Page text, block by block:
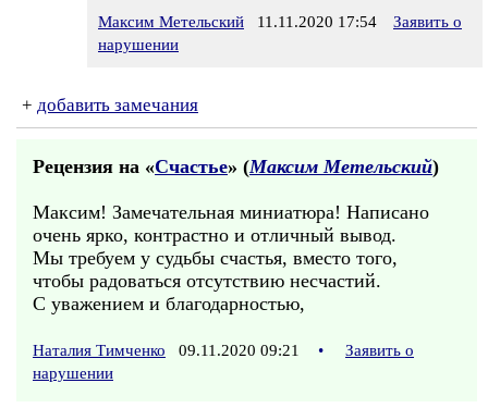
Максим Метельский 11.11.2020 17:54
Заявить о
нарушении
+ добавить замечания
Рецензия на «Счастье» (Максим Метельский)
Максим! Замечательная миниатюра! Написано
очень ярко, контрастно и отличный вывод.
Мы требуем у судьбы счастья, вместо того,
чтобы радоваться отсутствию несчастий.
С уважением и благодарностью,
Наталия Тимченко 09.11.2020 09:21 •
Заявить о
нарушении